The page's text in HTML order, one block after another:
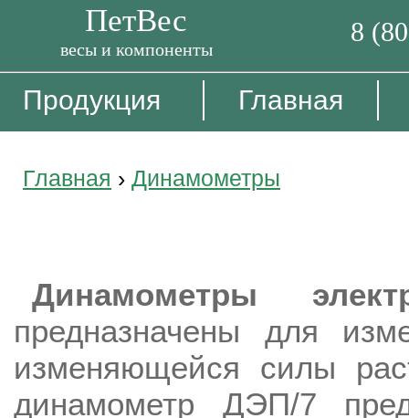
ПетВес
весы и компоненты
8
Продукция Главная
Главная › Динамометры
Динамометры
предназначены для
изменяющейся силы
динамометр ДЭП/7